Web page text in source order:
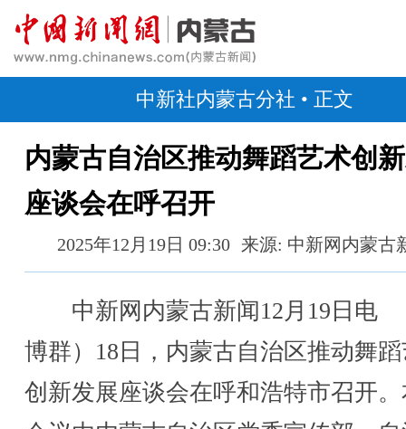
中新社内蒙古分社 • 正文
内蒙古自治区推动舞蹈艺术创
座谈会在呼召开
2025年12月19日 09:30 来源: 中新网内蒙古
中新网内蒙古新闻12月19日电
博群）18日，内蒙古自治区推动舞
创新发展座谈会在呼和浩特市召开